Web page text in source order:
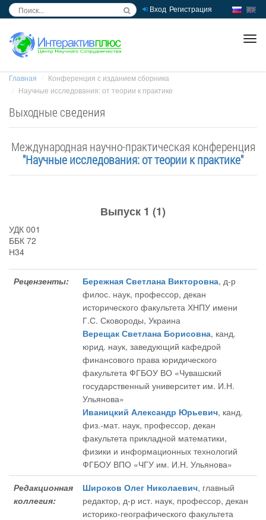
Вход Регистрация
Главная
Конференция с изданием сборника
Научные исследования: от теории к практике
Выходные сведения
Международная научно-практическая конференция
"Научные исследования: от теории к практике"
Выпуск 1 (1)
УДК 001
ББК 72
Н34
Рецензенты: Бережная Светлана Викторовна, д-р
филос. наук, профессор, декан
исторического факультета ХНПУ имени
Г.С. Сковороды, Украина
Верещак Светлана Борисовна, канд.
юрид. наук, заведующий кафедрой
финансового права юридического
факультета ФГБОУ ВО «Чувашский
государственный университет им. И.Н.
Ульянова»
Иваницкий Александр Юрьевич, канд.
физ.-мат. наук, профессор, декан
факультета прикладной математики,
физики и информационных технологий
ФГБОУ ВПО «ЧГУ им. И.Н. Ульянова»
Редакционная
коллегия:
Широков Олег Николаевич, главный
редактор, д-р ист. наук, профессор, декан
историко-географического факультета